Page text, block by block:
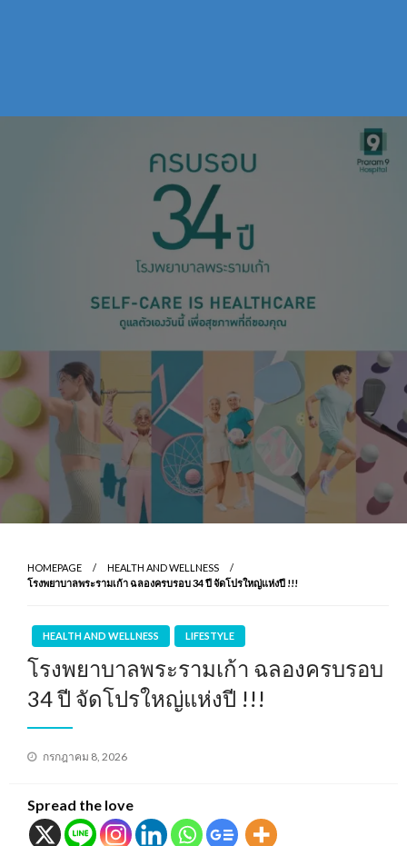
HOMEPAGE
HEALTH AND WELLNESS
โรงพยาบาลพระรามเก้า ฉลองครบรอบ 34 ปี จัดโปรใหญ่แห่งปี !!!
HEALTH AND WELLNESS LIFESTYLE
โรงพยาบาลพระรามเก้า ฉลองครบรอบ
34 ปี จัดโปรใหญ่แห่งปี !!!
Posted
กรกฎาคม 8, 2026
Spread the love